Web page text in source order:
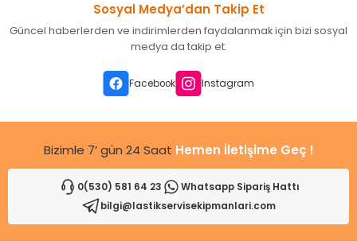
Ürün resmi kalitesiz, bozuk veya görüntülenemiyor.
Ürün açıklamasında eksik bilgiler bulunuyor.
Ürün fiyatı diğer sitelerden daha pahalı.
Gönder
Sosyal Medya’dan Takip Et
Güncel haberlerden ve indirimlerden faydalanmak için bizi sosyal
medya da takip et.
Facebook Instagram
Bizimle 7’ gün 24 Saat Hemen İletişime Geç !
0(530) 581 64 23
Whatsapp Sipariş Hattı
bilgi@lastikservisekipmanlari.com